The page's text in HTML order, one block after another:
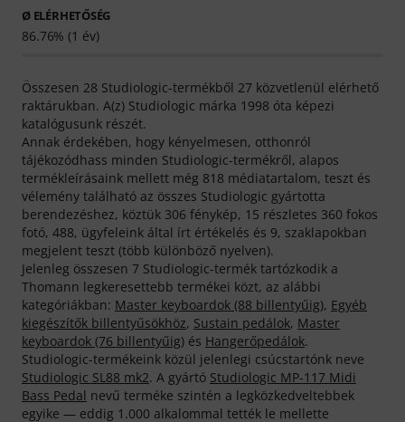
Ø ELÉRHETŐSÉG
86.76% (1 év)
Összesen 28 Studiologic-termékből 27 közvetlenül elérhető
raktárukban. A(z) Studiologic márka 1998 óta képezi
katalógusunk részét.
Annak érdekében, hogy kényelmesen, otthonról
tájékozódhass minden Studiologic-termékről, alapos
termékleírásaink mellett még 818 médiatartalom, teszt és
vélemény található az összes Studiologic gyártotta
berendezéshez, köztük 306 fénykép, 15 részletes 360 fokos
fotó, 488, ügyfeleink által írt értékelés és 9, szaklapokban
megjelent teszt (több különböző nyelven).
Jelenleg összesen 7 Studiologic-termék tartózkodik a
Thomann legkeresettebb termékei közt, az alábbi
kategóriákban: Master keyboardok (88 billentyűig), Egyéb
kiegészítők billentyűsökhöz, Sustain pedálok, Master
keyboardok (76 billentyűig) és Hangerőpedálok.
Studiologic-termékeink közül jelenlegi csúcstartónk neve
Studiologic SL88 mk2. A gyártó Studiologic MP-117 Midi
Bass Pedal nevű terméke szintén a legközkedveltebbek
egyike — eddig 1.000 alkalommal tették le mellette